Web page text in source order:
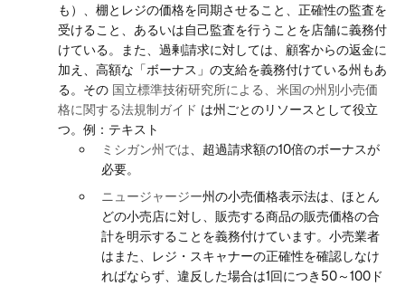
も）、棚とレジの価格を同期させること、正確性の監査を
受けること、あるいは自己監査を行うことを店舗に義務付
けている。また、過剰請求に対しては、顧客からの返金に
加え、高額な「ボーナス」の支給を義務付けている州もあ
る。その 国立標準技術研究所による、米国の州別小売価
格に関する法規制ガイド は州ごとのリソースとして役立
つ。例：テキスト
ミシガン州では、超過請求額の10倍のボーナスが
必要。
ニュージャージー州の小売価格表示法は、ほとん
どの小売店に対し、販売する商品の販売価格の合
計を明示することを義務付けています。小売業者
はまた、レジ・スキャナーの正確性を確認しなけ
ればならず、違反した場合は1回につき50～100ド